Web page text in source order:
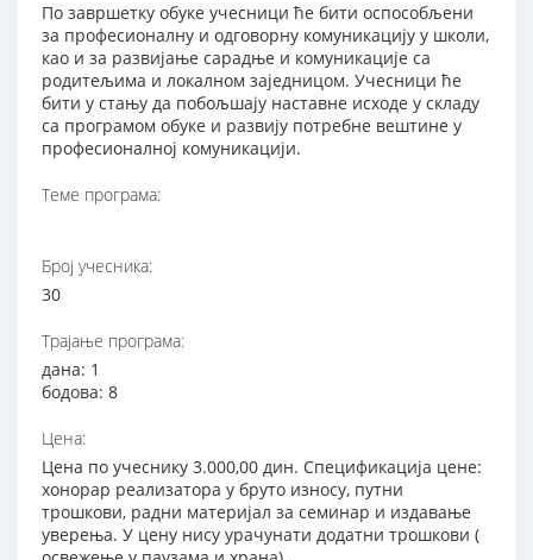
По завршетку обуке учесници ће бити оспособљени
за професионалну и одговорну комуникацију у школи,
као и за развијање сарадње и комуникације са
родитељима и локалном заједницом. Учесници ће
бити у стању да побољшају наставне исходе у складу
са програмом обуке и развију потребне вештине у
професионалној комуникацији.
Теме програма:
Број учесника:
30
Трајање програма:
дана: 1
бодова: 8
Цена:
Цена по учеснику 3.000,00 дин. Спецификација цене:
хонорар реализатора у бруто износу, путни
трошкови, радни материјал за семинар и издавање
уверења. У цену нису урачунати додатни трошкови (